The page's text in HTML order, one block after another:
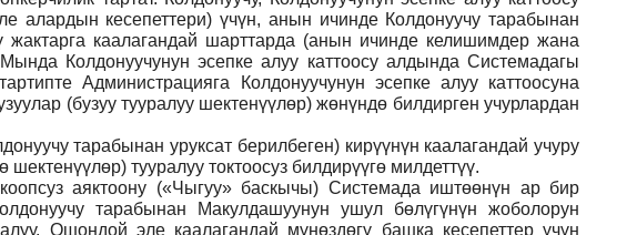
кесепеттери) үчүн, анын ичинде Колдонуучу тарабынан
каалагандай шарттарда (анын ичинде келишимдер жана
Колдонуучунун эсепке алуу каттоосу алдында Системадагы
Администрацияга Колдонуучунун эсепке алуу каттоосуна
(бузуу тууралуу шектенүүлөр) жөнүндө билдирген учурлардан
тарабынан уруксат берилбеген) кирүүнүн каалагандай учуру
тууралуу токтоосуз билдирүүгө милдеттүү.
аяктоону («Чыгуу» баскычы) Системада иштөөнүн ар бир
тарабынан Макулдашуунун ушул бөлүгүнүн жоболорун
Ошондой эле каалагандай мүнөздөгү башка кесепеттер үчүн